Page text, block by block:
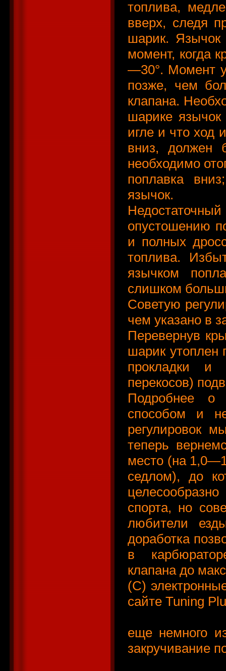
топлива,
вверх, следя
шарик. Язычок
момент, когда
—30°. Момент
позже, чем
клапана.
шарике
игле и что ход
вниз,
необходимо
поплавка
язычок.
опустошению
и полных
топлива.
язычком
слишком
Советую
чем указано в
Перевернув
шарик утоплен
прокладки и
перекосов)
Подробнее о
способом и
регулировок
теперь
место (на
седлом), до
спорта, но
любители
доработка
в
клапана до
(С)
сайте Tuning
еще немного
закручивание